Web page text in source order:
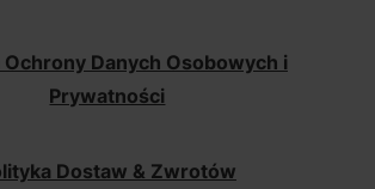
Ochrony Danych Osobowych i
Prywatności
Dostaw & Zwrotów